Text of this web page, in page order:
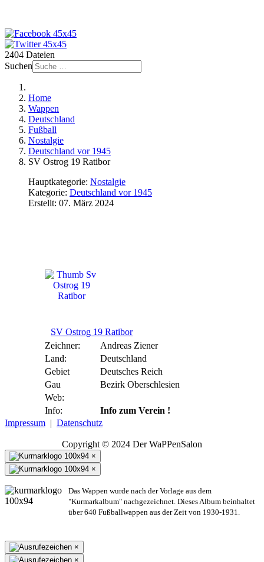
2404 Dateien
Suchen
Home
Wappen
Deutschland
Fußball
Nostalgie
Deutschland vor 1945
SV Ostrog 19 Ratibor
Hauptkategorie: Nostalgie
Kategorie: Deutschland vor 1945
Erstellt: 07. März 2024
SV Ostrog 19 Ratibor
Zeichner:
Andreas Ziener
Land:
Deutschland
Gebiet
Deutsches Reich
Gau
Bezirk Oberschlesien
Web:
Info:
Info zum Verein !
Impressum | Datenschutz
Copyright © 2024 Der WaPPenSalon
×
×
Das Wappen wurde nach der Vorlage aus dem
"Kurmarkalbum" nachgezeichnet. Dieses Album beinhaltet
über 640 Fußballwappen aus der Zeit von 1930-1931.
×
×